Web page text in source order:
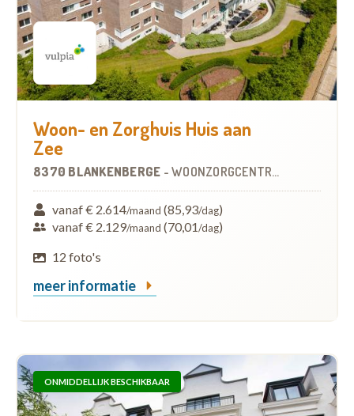
Woon- en Zorghuis Huis aan
Zee
8370 BLANKENBERGE - WOONZORGCENTRUM (WZC)
vanaf € 2.614/maand (85,93/dag)
vanaf € 2.129/maand (70,01/dag)
12 foto's
meer informatie
ONMIDDELLIJK BESCHIKBAAR